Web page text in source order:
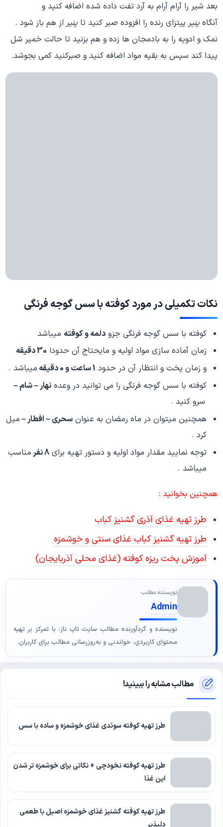
بعد شیر را آرام آرام به آرد تفت داده شده اضافه کنید و
آنگاهپنیر پیتزای رنده را افزوده صبر کنید تاپنیر از هم باز شود .
نمک و ادویه را به بادمجان ها زده و هم بزنید تا حالت خمیر شل
پیدا کند سپس به بقیه مواد اضافه کنید و صبرکنید کمی بجوشد.
نکات تکمیلی در مورد کوفته با سس گوجه فرنگی
کوفته با سس گوجه فرنگی جزودلمه و کوفته میباشد
زمان آماده سازی مواد اولیه و مایحتاج آن حدودا 30 دقیقه
و زمان پخت و انتظار آن در حدود 1 ساعت و 0 دقیقه
میباشد .
کوفته با سس گوجه فرنگی را می توانید در وعدهنهار – شام –
سرو کنید .
همچنین میتوان در ماه رمضان به عنوانسحری – افطار –میل
کرد .
توجه نمایید مقدار مواد اولیه و دستور تهیه برای8 نفر
مناسب
میباشد .
همچنین بخوانید :
طرز تهیه غذای آذری گشنیز کباب
طرز تهیه گشنیز کباب غذای سنتی و خوشمزه
آموزش پخت ریزه کوفته (غذای محلی آذربایجان)
نویسنده مطلب
Admin
نویسنده و گردآورنده مطالب سایت تاپ ناز؛ با تمرکز بر تهیه
محتوای کاربردی، خواندنی و به‌روزرسانی مطالب برای کاربران.
مطالب مشابه را ببینید!
طرز تهیه کوفته سوئدی غذای خوشمزه و ساده با سس
طرز تهیه کوفته نخودچی + نکاتی برای خوشمزه تر شدن
این غذا
طرز تهیه کوفته گشنیز غذای خوشمزه اصیل با طعمی